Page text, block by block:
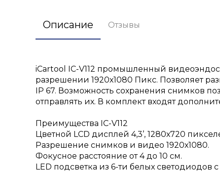
Описание Отзывы
iCartool IC-V112 промышленный
разрешении 1920х1080 Пикс. Позволяет
IP 67. Возможность сохранения снимков
отправлять их. В комплект входят
Преимущества IC-V112
Цветной LCD дисплей 4,3’, 1280х720
Разрешение снимков и видео 1920х1080.
Фокусное расстояние от 4 до 10 см.
LED подсветка из 6-ти белых